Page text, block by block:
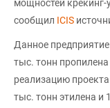
мощностей крекинг-
сообщил ICIS
Данное
тыс. тонн
реализацию
тыс. тонн этилена и